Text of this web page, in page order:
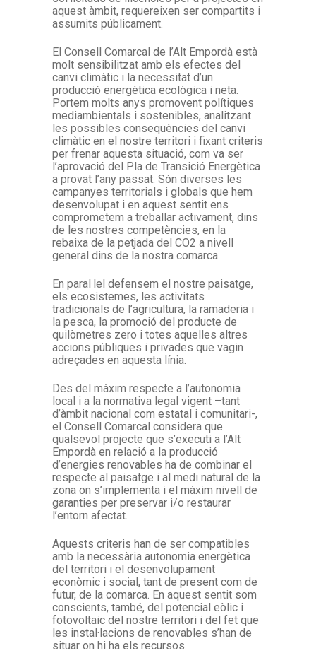
aquest àmbit, requereixen ser compartits i
assumits públicament.
El Consell Comarcal de l’Alt Empordà està
molt sensibilitzat amb els efectes del
canvi climàtic i la necessitat d’un
producció energètica ecològica i neta.
Portem molts anys promovent polítiques
mediambientals i sostenibles, analitzant
les possibles conseqüències del canvi
climàtic en el nostre territori i fixant criteris
per frenar aquesta situació, com va ser
l’aprovació del Pla de Transició Energètica
a provat l’any passat. Són diverses les
campanyes territorials i globals que hem
desenvolupat i en aquest sentit ens
comprometem a treballar activament, dins
de les nostres competències, en la
rebaixa de la petjada del CO2 a nivell
general dins de la nostra comarca.
En paral·lel defensem el nostre paisatge,
els ecosistemes, les activitats
tradicionals de l’agricultura, la ramaderia i
la pesca, la promoció del producte de
quilòmetres zero i totes aquelles altres
accions públiques i privades que vagin
adreçades en aquesta línia.
Des del màxim respecte a l’autonomia
local i a la normativa legal vigent –tant
d’àmbit nacional com estatal i comunitari-,
el Consell Comarcal considera que
qualsevol projecte que s’executi a l’Alt
Empordà en relació a la producció
d’energies renovables ha de combinar el
respecte al paisatge i al medi natural de la
zona on s’implementa i el màxim nivell de
garanties per preservar i/o restaurar
l’entorn afectat.
Aquests criteris han de ser compatibles
amb la necessària autonomia energètica
del territori i el desenvolupament
econòmic i social, tant de present com de
futur, de la comarca. En aquest sentit som
conscients, també, del potencial eòlic i
fotovoltaic del nostre territori i del fet que
les instal·lacions de renovables s’han de
situar on hi ha els recursos.